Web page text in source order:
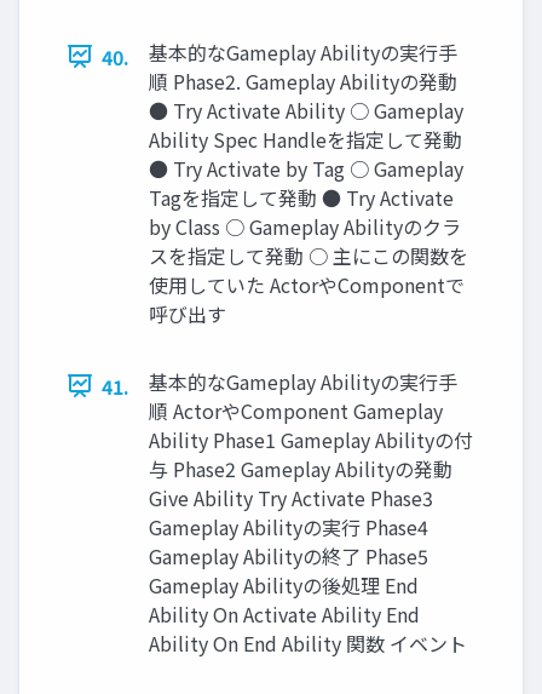
40.
基本的なGameplay Abilityの実行手
順 Phase2. Gameplay Abilityの発動
● Try Activate Ability ○ Gameplay
Ability Spec Handleを指定して発動
● Try Activate by Tag ○ Gameplay
Tagを指定して発動 ● Try Activate
by Class ○ Gameplay Abilityのクラ
スを指定して発動 ○ 主にこの関数を
使用していた ActorやComponentで
呼び出す
41.
基本的なGameplay Abilityの実行手
順 ActorやComponent Gameplay
Ability Phase1 Gameplay Abilityの付
与 Phase2 Gameplay Abilityの発動
Give Ability Try Activate Phase3
Gameplay Abilityの実行 Phase4
Gameplay Abilityの終了 Phase5
Gameplay Abilityの後処理 End
Ability On Activate Ability End
Ability On End Ability 関数 イベント